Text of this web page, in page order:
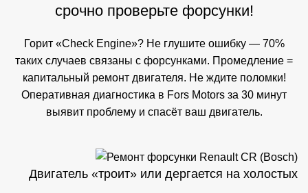
срочно проверьте форсунки!
Горит «Check Engine»? Не глушите ошибку — 70%
таких случаев связаны с форсунками. Промедление =
капитальный ремонт двигателя. Не ждите поломки!
Оперативная диагностика в Fors Motors за 30 минут
выявит проблему и спасёт ваш двигатель.
Двигатель «троит» или дергается на холостых